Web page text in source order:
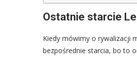
Ostatnie starcie
Kiedy mówimy o rywalizacji
bezpośrednie starcia, bo to